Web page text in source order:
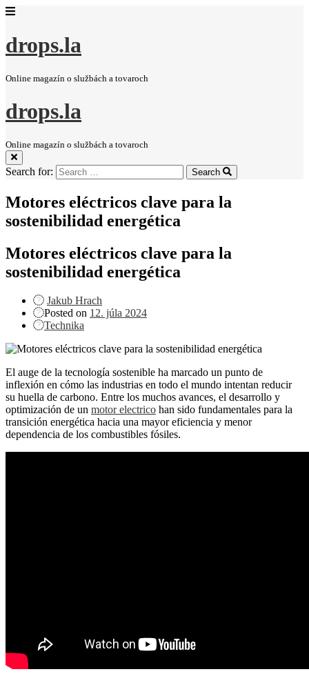
drops.la
Online magazín o službách a tovaroch
drops.la
Online magazín o službách a tovaroch
Search for: Search
Motores eléctricos clave para la
sostenibilidad energética
Motores eléctricos clave para la
sostenibilidad energética
Jakub Hrach
Posted on 12. júla 2024
Technika
El auge de la tecnología sostenible ha marcado un punto de
inflexión en cómo las industrias en todo el mundo intentan reducir
su huella de carbono. Entre los muchos avances, el desarrollo y
optimización de un motor electrico han sido fundamentales para la
transición energética hacia una mayor eficiencia y menor
dependencia de los combustibles fósiles.